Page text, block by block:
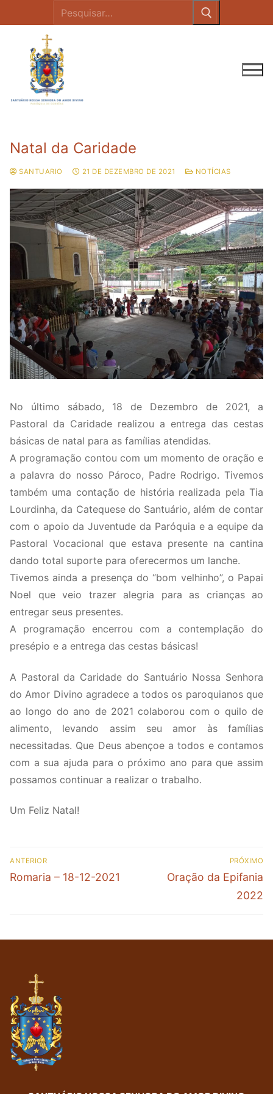
Natal da Caridade
SANTUARIO 21 DE DEZEMBRO DE 2021 NOTÍCIAS
No último sábado, 18 de Dezembro de 2021, a
Pastoral da Caridade realizou a entrega das cestas
básicas de natal para as famílias atendidas.
A programação contou com um momento de oração e
a palavra do nosso Pároco, Padre Rodrigo. Tivemos
também uma contação de história realizada pela Tia
Lourdinha, da Catequese do Santuário, além de contar
com o apoio da Juventude da Paróquia e a equipe da
Pastoral Vocacional que estava presente na cantina
dando total suporte para oferecermos um lanche.
Tivemos ainda a presença do “bom velhinho”, o Papai
Noel que veio trazer alegria para as crianças ao
entregar seus presentes.
A programação encerrou com a contemplação do
presépio e a entrega das cestas básicas!
A Pastoral da Caridade do Santuário Nossa Senhora
do Amor Divino agradece a todos os paroquianos que
ao longo do ano de 2021 colaborou com o quilo de
alimento, levando assim seu amor às famílias
necessitadas. Que Deus abençoe a todos e contamos
com a sua ajuda para o próximo ano para que assim
possamos continuar a realizar o trabalho.
Um Feliz Natal!
ANTERIOR
Romaria – 18-12-2021
PRÓXIMO
Oração da Epifania
2022